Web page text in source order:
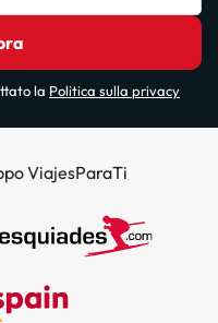
la Politica sulla privacy
ViajesParaTi